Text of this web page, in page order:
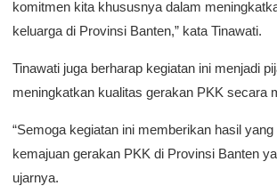
komitmen kita khususnya dalam
keluarga di Provinsi Banten,” kata Tinawati.
Tinawati juga berharap kegiatan ini menjadi
meningkatkan kualitas gerakan PKK secara
“Semoga kegiatan ini memberikan hasil
kemajuan gerakan PKK di Provinsi Banten
ujarnya.